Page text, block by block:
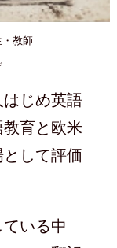
・教師
じめ英語
育と欧米
して評価
いる中